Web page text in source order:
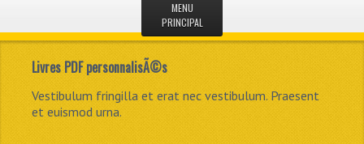
MENU
PRINCIPAL
NEWS
In neque nisl, consectetur at metus at, fringilla
placerat sapien.
Livres PDF personnalisÃ©s
Vestibulum fringilla et erat nec vestibulum. Praesent
et euismod urna.
Phasellus pulvinar accumsan dolor in consectetur.
Cras ut diam a nisl volutpat porttitor at ut lorem.